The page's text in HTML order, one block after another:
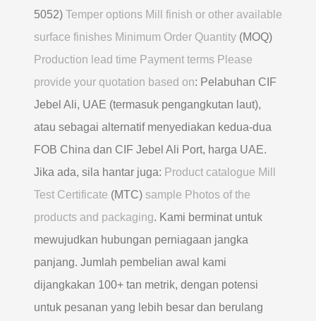
5052) Temper options Mill finish or other available
surface finishes Minimum Order Quantity (MOQ)
Production lead time Payment terms Please
provide your quotation based on: Pelabuhan CIF
Jebel Ali, UAE (termasuk pengangkutan laut),
atau sebagai alternatif menyediakan kedua-dua
FOB China dan CIF Jebel Ali Port, harga UAE.
Jika ada, sila hantar juga: Product catalogue Mill
Test Certificate (MTC) sample Photos of the
products and packaging. Kami berminat untuk
mewujudkan hubungan perniagaan jangka
panjang. Jumlah pembelian awal kami
dijangkakan 100+ tan metrik, dengan potensi
untuk pesanan yang lebih besar dan berulang